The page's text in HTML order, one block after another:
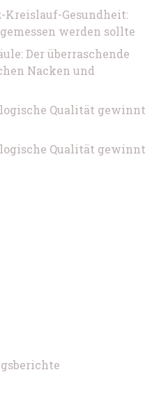
Kreislauf-Gesundheit:
werden sollte
Der überraschende
Nacken und
Qualität gewinnt
Qualität gewinnt